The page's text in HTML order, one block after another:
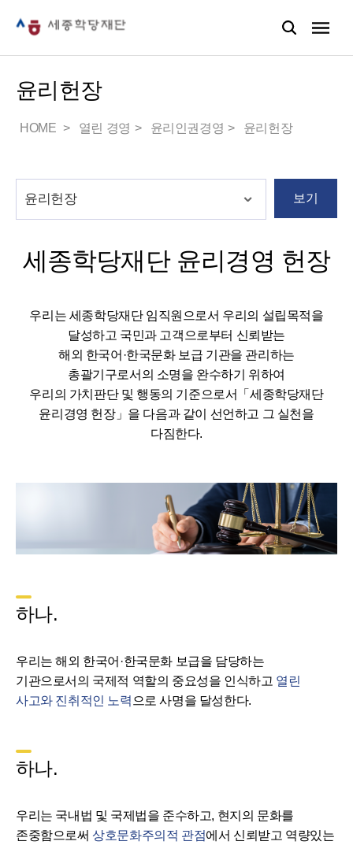
윤리헌장
HOME 열린 경영 윤리인권경영 윤리헌장
보기
세종학당재단 윤리경영 헌장
우리는 세종학당재단 임직원으로서 우리의 설립목적을
달성하고 국민과 고객으로부터 신뢰받는
해외 한국어·한국문화 보급 기관을 관리하는
총괄기구로서의 소명을 완수하기 위하여
우리의 가치판단 및 행동의 기준으로서「세종학당재단
윤리경영 헌장」을 다음과 같이 선언하고 그 실천을
다짐한다.
하나.
우리는 해외 한국어·한국문화 보급을 담당하는
기관으로서의 국제적 역할의 중요성을 인식하고 열린
사고와 진취적인 노력 으로 사명을 달성한다.
하나.
우리는 국내법 및 국제법을 준수하고, 현지의 문화를
존중함으로써상호문화주의적 관점에서 신뢰받고 역량있는